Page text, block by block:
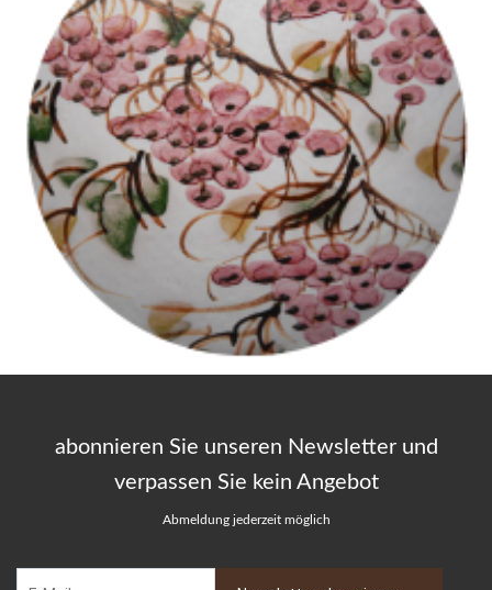
abonnieren Sie unseren Newsletter und
verpassen Sie kein Angebot
Abmeldung jederzeit möglich